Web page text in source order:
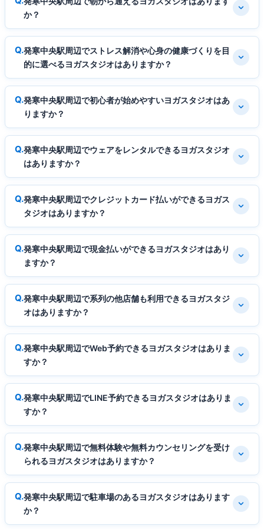
か？
発寒中央駅周辺でストレス解消や心身の健康づくりを目
的に選べるヨガスタジオはありますか？
発寒中央駅周辺で初心者が始めやすいヨガスタジオはあ
りますか？
発寒中央駅周辺でウェアをレンタルできるヨガスタジオ
はありますか？
発寒中央駅周辺でクレジットカード払いができるヨガス
タジオはありますか？
発寒中央駅周辺で現金払いができるヨガスタジオはあり
ますか？
発寒中央駅周辺で系列の他店舗も利用できるヨガスタジ
オはありますか？
発寒中央駅周辺でWeb予約できるヨガスタジオはありま
すか？
発寒中央駅周辺でLINE予約できるヨガスタジオはありま
すか？
発寒中央駅周辺で無料体験や無料カウンセリングを受け
られるヨガスタジオはありますか？
発寒中央駅周辺で駐車場のあるヨガスタジオはあります
か？